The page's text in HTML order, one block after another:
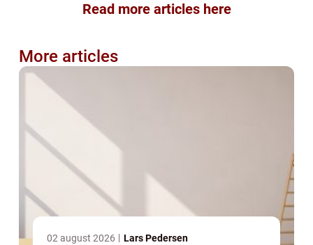
Read more articles here
More articles
02 august 2026 Lars Pedersen